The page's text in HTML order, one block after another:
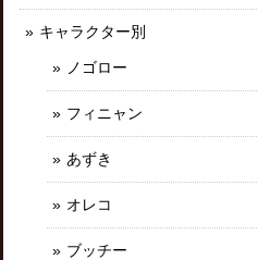
キャラクター別
ノゴロー
フィニャン
あずき
オレコ
ブッチー